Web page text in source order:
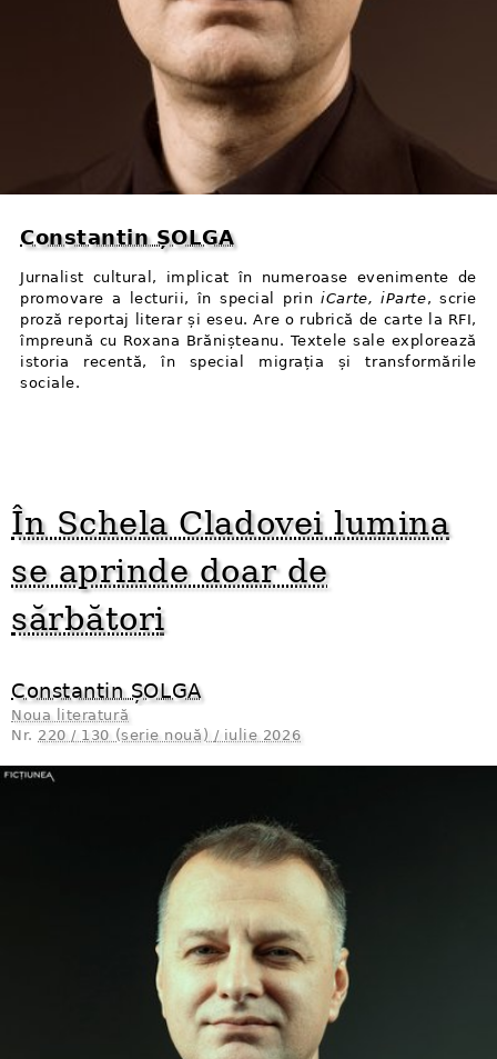
Constantin ȘOLGA
Jurnalist cultural, implicat în numeroase evenimente de
promovare a lecturii, în special priniCarte, iParte, scrie
proză reportaj literar și eseu. Are o rubrică de carte la RFI,
împreună cu Roxana Brănișteanu. Textele sale explorează
istoria recentă, în special migrația și transformările
sociale.
În Schela Cladovei lumina
se aprinde doar de
sărbători
Constantin ȘOLGA
Noua literatură
Nr. 220 / 130 (serie nouă) / iulie 2026